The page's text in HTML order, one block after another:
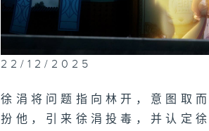
22/12/2025
徐涓将问题指向林开，意图取
扮他，引来徐涓投毒，并认定